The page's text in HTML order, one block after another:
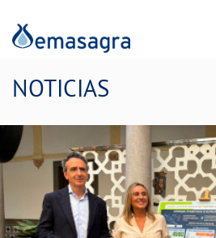
NOTICIAS